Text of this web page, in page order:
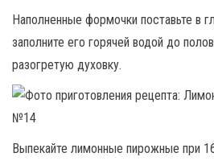
Наполненные формочки поставьте в
заполните его горячей водой до
разогретую духовку.
Выпекайте лимонные пирожные при